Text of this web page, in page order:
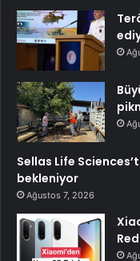
Sellas Life
bekleniyor
Ağustos 7, 2026